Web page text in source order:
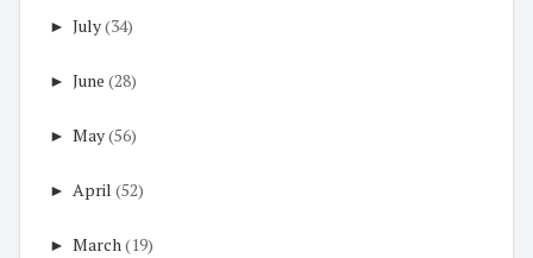
► July(34)
► June (28)
► May(56)
► April (52)
► March(19)